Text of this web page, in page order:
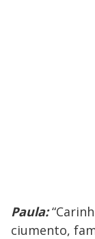
Paula:
ciumento,